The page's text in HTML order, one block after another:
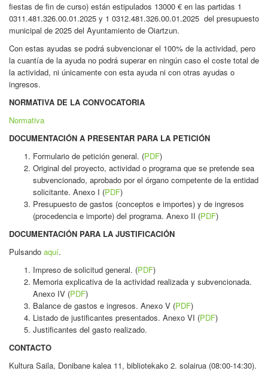
fiestas de fin de curso) están estipulados 13000 € en las partidas 1
0311.481.326.00.01.2025 y 1 0312.481.326.00.01.2025 del presupuesto
municipal de 2025 del Ayuntamiento de Oiartzun.
Con estas ayudas se podrá subvencionar el 100% de la actividad, pero
la cuantía de la ayuda no podrá superar en ningún caso el coste total de
la actividad, ni únicamente con esta ayuda ni con otras ayudas o
ingresos.
NORMATIVA DE LA CONVOCATORIA
Normativa
DOCUMENTACIÓN A PRESENTAR PARA LA PETICIÓN
Formulario de petición general. (PDF)
Original del proyecto, actividad o programa que se pretende sea
subvencionado, aprobado por el órgano competente de la entidad
solicitante. Anexo I (PDF)
Presupuesto de gastos (conceptos e importes) y de ingresos
(procedencia e importe) del programa. Anexo II (PDF)
DOCUMENTACIÓN PARA LA JUSTIFICACIÓN
Pulsando aquí.
Impreso de solicitud general. (PDF)
Memoria explicativa de la actividad realizada y subvencionada.
Anexo IV (PDF)
Balance de gastos e ingresos. Anexo V (PDF)
Listado de justificantes presentados. Anexo VI (PDF)
Justificantes del gasto realizado.
CONTACTO
Kultura Saila, Donibane kalea 11, bibliotekako 2. solairua (08:00-14:30).